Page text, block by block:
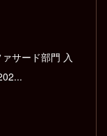
サード部門 入